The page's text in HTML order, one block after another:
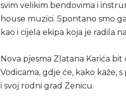
svim velikim bendovima i
house muzici. Spontano smo
kao i cijela ekipa koja je radila
Nova pjesma Zlatana Karića
Vodicama, gdje će, kako kaže,
i svoj rodni grad Zenicu.